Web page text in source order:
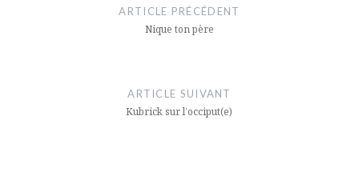
ARTICLE PRÉCÉDENT
Nique ton père
ARTICLE SUIVANT
Kubrick sur l’occiput(e)